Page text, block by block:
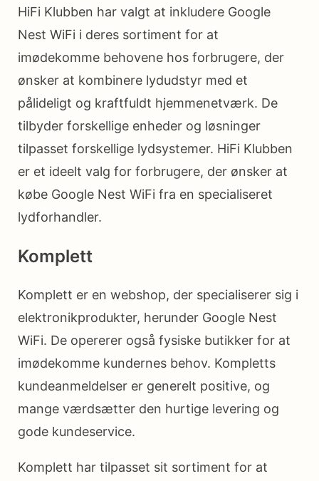
HiFi Klubben har valgt at inkludere Google
Nest WiFi i deres sortiment for at
imødekomme behovene hos forbrugere, der
ønsker at kombinere lydudstyr med et
pålideligt og kraftfuldt hjemmenetværk. De
tilbyder forskellige enheder og løsninger
tilpasset forskellige lydsystemer. HiFi Klubben
er et ideelt valg for forbrugere, der ønsker at
købe Google Nest WiFi fra en specialiseret
lydforhandler.
Komplett
Komplett er en webshop, der specialiserer sig i
elektronikprodukter, herunder Google Nest
WiFi. De opererer også fysiske butikker for at
imødekomme kundernes behov. Kompletts
kundeanmeldelser er generelt positive, og
mange værdsætter den hurtige levering og
gode kundeservice.
Komplett har tilpasset sit sortiment for at